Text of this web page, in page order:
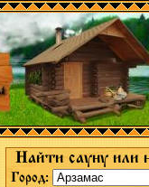
Найти сауну или
Город: